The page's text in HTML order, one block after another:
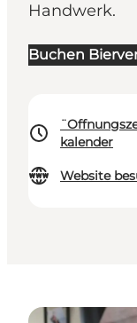
Handwerk.
Buchen
kalender
Website